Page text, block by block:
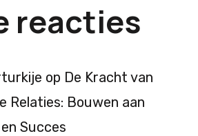
reacties
op De Kracht van
Relaties: Bouwen aan
Succes